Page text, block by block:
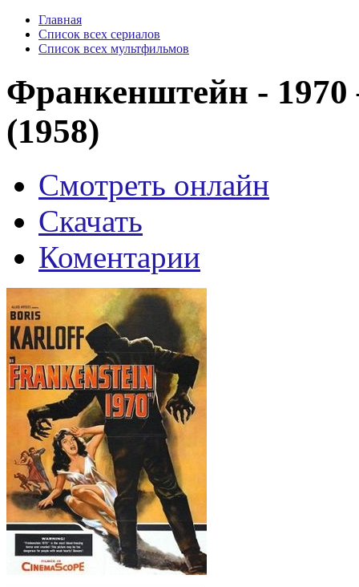
Главная
Список всех сериалов
Список всех мультфильмов
Франкенштейн -
(1958)
Смотреть онлайн
Скачать
Коментарии